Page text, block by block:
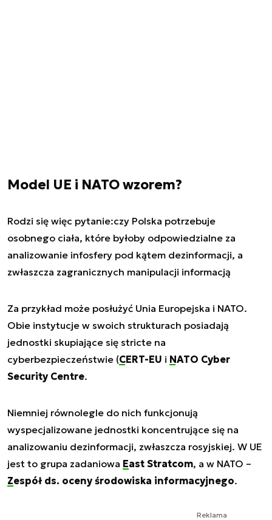
Model UE i NATO wzorem?
Rodzi się więc pytanie:czy Polska potrzebuje
osobnego ciała, które byłoby odpowiedzialne za
analizowanie infosfery pod kątem dezinformacji, a
zwłaszcza zagranicznych manipulacji informacją
Za przykład może posłużyć Unia Europejska i NATO.
Obie instytucje w swoich strukturach posiadają
jednostki skupiające się stricte na
cyberbezpieczeństwie (CERT-EU i NATO Cyber
Security Centre.
Niemniej równolegle do nich funkcjonują
wyspecjalizowane jednostki koncentrujące się na
analizowaniu dezinformacji, zwłaszcza rosyjskiej. W UE
jest to grupa zadaniowa East Stratcom, a w NATO –
Zespół ds. oceny środowiska informacyjnego.
Reklama